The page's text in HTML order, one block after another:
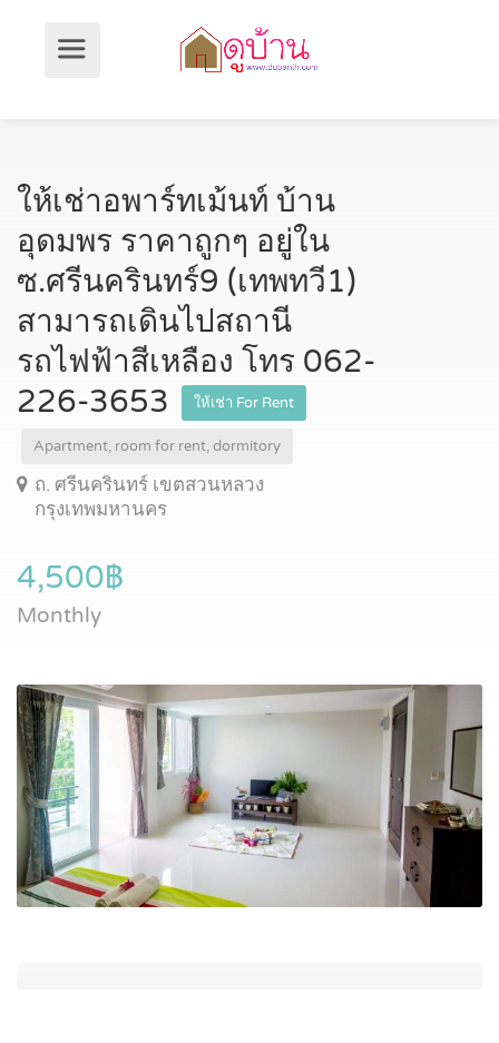
ให้เช่าอพาร์ทเม้นท์ บ้าน
อุดมพร ราคาถูกๆ อยู่ใน
ซ.ศรีนครินทร์9 (เทพทวี1)
สามารถเดินไปสถานี
รถไฟฟ้าสีเหลือง โทร 062-
226-3653
ให้เช่า For Rent
Apartment, room for rent, dormitory
ถ. ศรีนครินทร์ เขตสวนหลวง
กรุงเทพมหานคร
4,500฿
Monthly